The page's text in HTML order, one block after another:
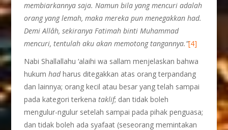
membiarkannya saja. Namun bila yang mencuri adalah
orang yang lemah, maka mereka pun menegakkan had.
Demi Allâh, sekiranya Fatimah binti Muhammad
mencuri, tentulah aku akan memotong tangannya.”[4]
Nabi Shallallahu ‘alaihi wa sallam menjelaskan bahwa
hukumhadharus ditegakkan atas orang terpandang
dan lainnya; orang kecil atau besar yang telah sampai
pada kategori terkenataklif; dan tidak boleh
mengulur-ngulur setelah sampai pada pihak penguasa;
dan tidak boleh ada syafaat (seseorang memintakan